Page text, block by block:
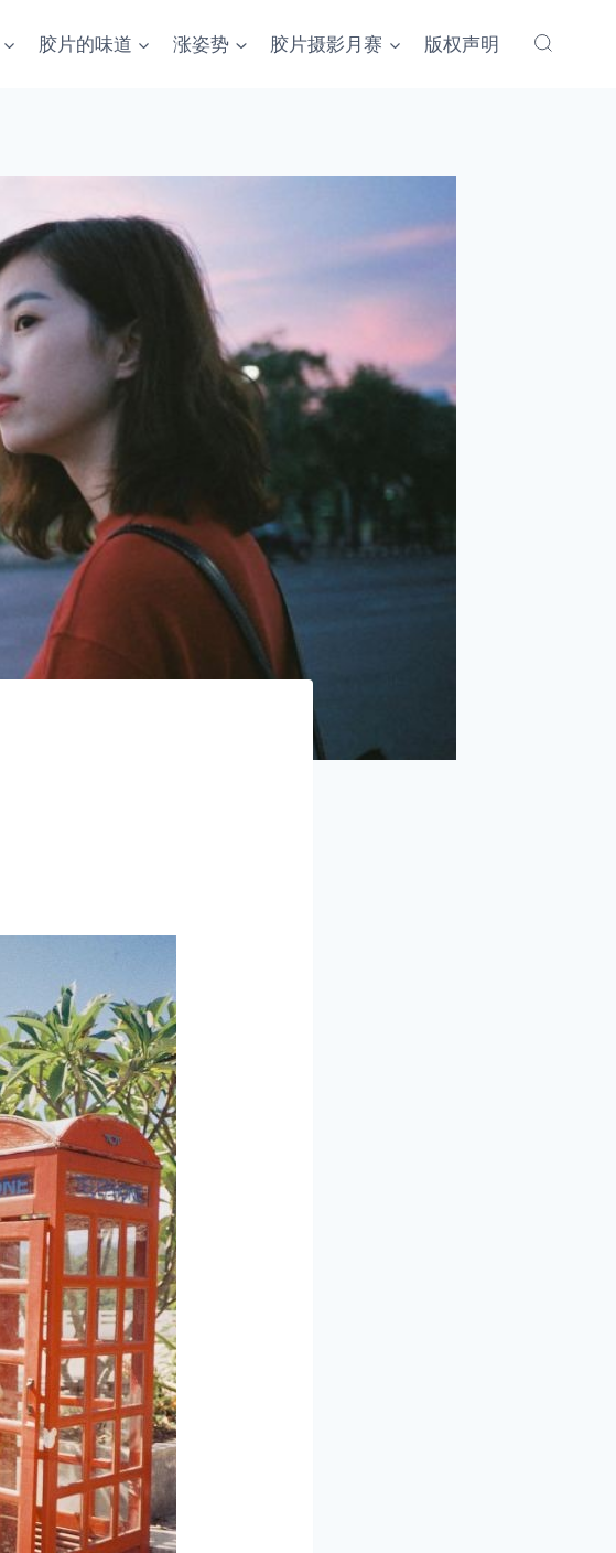
胶片的味道 涨姿势 胶片摄影月赛 版权声明